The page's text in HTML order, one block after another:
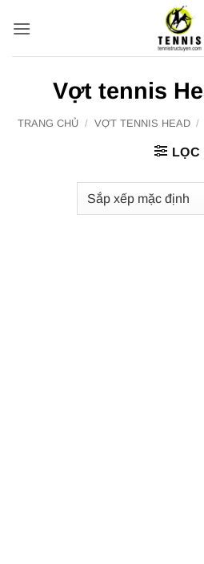
qua
Vợt tennis
TRANG CHỦ / VỢT TENNIS HEAD /
LỌC